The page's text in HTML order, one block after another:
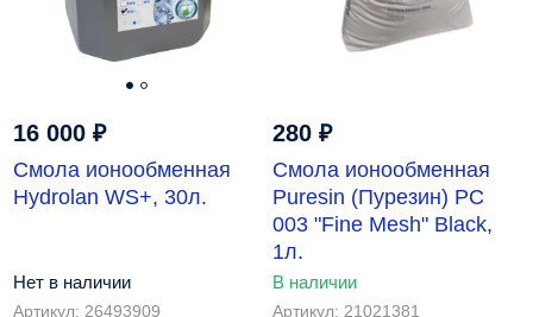
16 000 ₽
Смола ионообменная
Hydrolan WS+, 30л.
Нет в наличии
Артикул: 26493909
280 ₽
Cмола ионообменная
Puresin (Пурезин) РС
003 "Fine Mesh" Black,
1л.
В наличии
Артикул: 21021381